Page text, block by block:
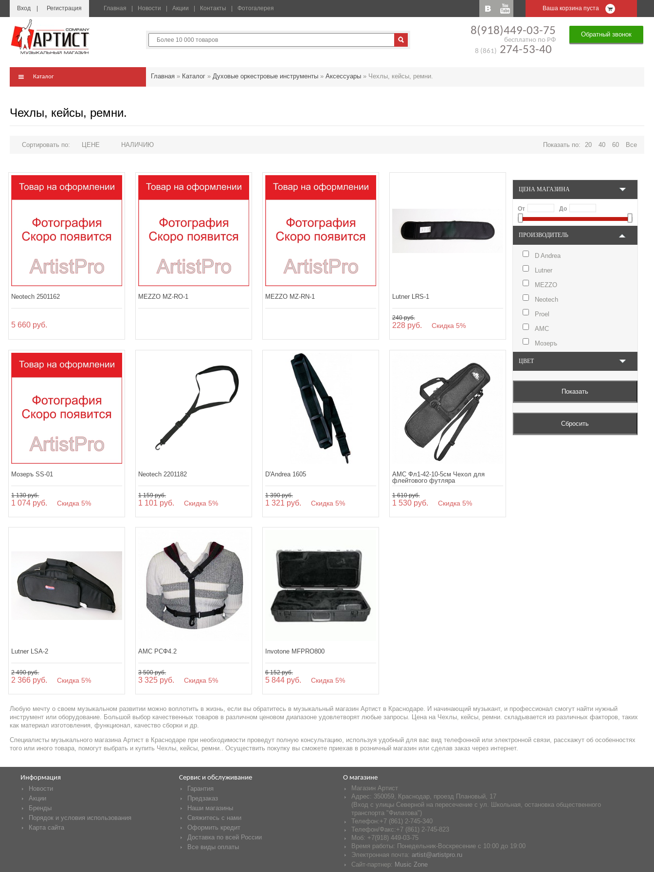
Вход Регистрация Главная Новости Акции Контакты Фотогалерея Ваша корзина пуста
8(918)449-03-75
бесплатно по РФ
8 (861) 274-53-40
Обратный звонок
Каталог Главная » Каталог » Духовые оркестровые инструменты » Аксессуары » Чехлы, кейсы, ремни.
Чехлы, кейсы, ремни.
Сортировать по: ЦЕНЕ НАЛИЧИЮ Показать по: 20 40 60 Все
ЦЕНА МАГАЗИНА
От До
ПРОИЗВОДИТЕЛЬ
D Andrea
Lutner
MEZZO
Neotech
Proel
АМС
Мозеръ
ЦВЕТ
Neotech 2501162
5 660 руб.
MEZZO MZ-RO-1 MEZZO MZ-RN-1 Lutner LRS-1
240 руб.
228 руб. Скидка 5%
Мозеръ SS-01
1 130 руб.
1 074 руб. Скидка 5%
Neotech 2201182
1 159 руб.
1 101 руб. Скидка 5%
D'Andrea 1605
1 390 руб.
1 321 руб. Скидка 5%
АМС Фл1-42-10-5см Чехол для
флейтового футляра
1 610 руб.
1 530 руб. Скидка 5%
Lutner LSA-2
2 490 руб.
2 366 руб. Скидка 5%
АМС РСФ4.2
3 500 руб.
3 325 руб. Скидка 5%
Invotone MFPRO800
6 152 руб.
5 844 руб. Скидка 5%
Любую мечту о своем музыкальном развитии можно воплотить в жизнь, если вы обратитесь в музыкальный магазин Артист в Краснодаре. И начинающий музыкант, и профессионал смогут найти нужный
инструмент или оборудование. Большой выбор качественных товаров в различном ценовом диапазоне удовлетворят любые запросы. Цена на Чехлы, кейсы, ремни. складывается из различных факторов, таких
как материал изготовления, функционал, качество сборки и др.
Специалисты музыкального магазина Артист в Краснодаре при необходимости проведут полную консультацию, используя удобный для вас вид телефонной или электронной связи, расскажут об особенностях
того или иного товара, помогут выбрать и купить Чехлы, кейсы, ремни.. Осуществить покупку вы сможете приехав в розничный магазин или сделав заказ через интернет.
Информация
Новости
Акции
Бренды
Порядок и условия использования
Карта сайта
Сервис и обслуживание
Гарантия
Предзаказ
Наши магазины
Свяжитесь с нами
Оформить кредит
Доставка по всей России
Все виды оплаты
О магазине
Магазин Артист
Адрес: 350059, Краснодар, проезд Плановый, 17
(Вход с улицы Северной на пересечение с ул. Школьная, остановка общественного
транспорта "Филатова")
Телефон: +7 (861) 2-745-340
Телефон/Факс: +7 (861) 2-745-823
Моб: +7(918) 449-03-75
Время работы: Понедельник-Воскресение с 10:00 до 19:00
Электронная почта:artist@artistpro.ru
Сайт-партнер: Music Zone